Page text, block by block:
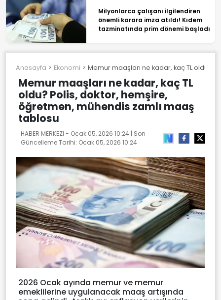
Milyonlarca çalışanı ilgilendiren
önemli karara imza atıldı! Kıdem
tazminatında prim dönemi başladı
Anasayfa Ekonomi Memur maaşları ne kadar, kaç TL oldu?
Memur maaşları ne kadar, kaç TL
oldu? Polis, doktor, hemşire,
öğretmen, mühendis zamlı maaş
tablosu
HABER MERKEZI - Ocak 05, 2026 10:24 | Son
Güncelleme Tarihi: Ocak 05, 2026 10:24
2026 Ocak ayında memur ve memur
emeklilerine uygulanacak maaş artışında